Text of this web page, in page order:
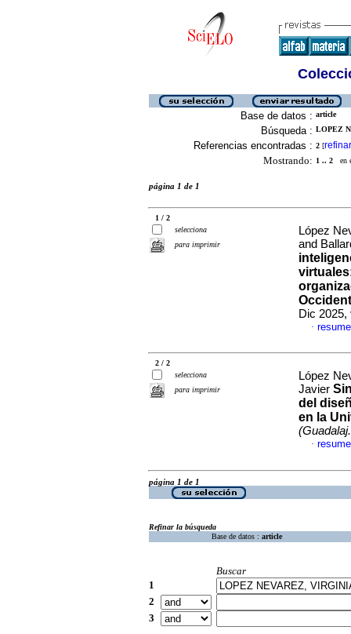
Base de datos : article
Búsqueda : LOPEZ
Referencias encontradas : 2 [refinar
Mostrando: 1 .. 2 en
página 1 de 1
1 / 2
selecciona
para imprimir
López
and
Dic 2025,
·
2 / 2
selecciona
para imprimir
López
Javier
del
en la
·
página 1 de 1
Refinar la búsqueda
Base de datos : article
Buscar
1
2
3